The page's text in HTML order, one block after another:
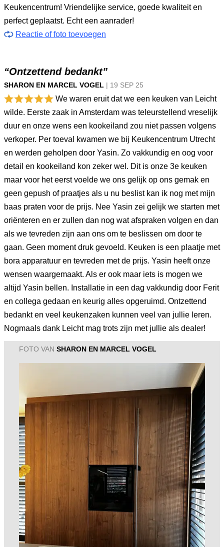
Keukencentrum! Vriendelijke service, goede kwaliteit en
perfect geplaatst. Echt een aanrader!
Reactie of foto toevoegen
“Ontzettend bedankt”
SHARON EN MARCEL VOGEL | 19 SEP 25
We waren eruit dat we een keuken van Leicht
wilde. Eerste zaak in Amsterdam was teleurstellend vreselijk
duur en onze wens een kookeiland zou niet passen volgens
verkoper. Per toeval kwamen we bij Keukencentrum Utrecht
en werden geholpen door Yasin. Zo vakkundig en oog voor
detail en kookeiland kon zeker wel. Dit is onze 3e keuken
maar voor het eerst voelde we ons gelijk op ons gemak en
geen gepush of praatjes als u nu beslist kan ik nog met mijn
baas praten voor de prijs. Nee Yasin zei gelijk we starten met
oriënteren en er zullen dan nog wat afspraken volgen en dan
als we tevreden zijn aan ons om te beslissen om door te
gaan. Geen moment druk gevoeld. Keuken is een plaatje met
bora apparatuur en tevreden met de prijs. Yasin heeft onze
wensen waargemaakt. Als er ook maar iets is mogen we
altijd Yasin bellen. Installatie in een dag vakkundig door Ferit
en collega gedaan en keurig alles opgeruimd. Ontzettend
bedankt en veel keukenzaken kunnen veel van jullie leren.
Nogmaals dank Leicht mag trots zijn met jullie als dealer!
FOTO VAN SHARON EN MARCEL VOGEL